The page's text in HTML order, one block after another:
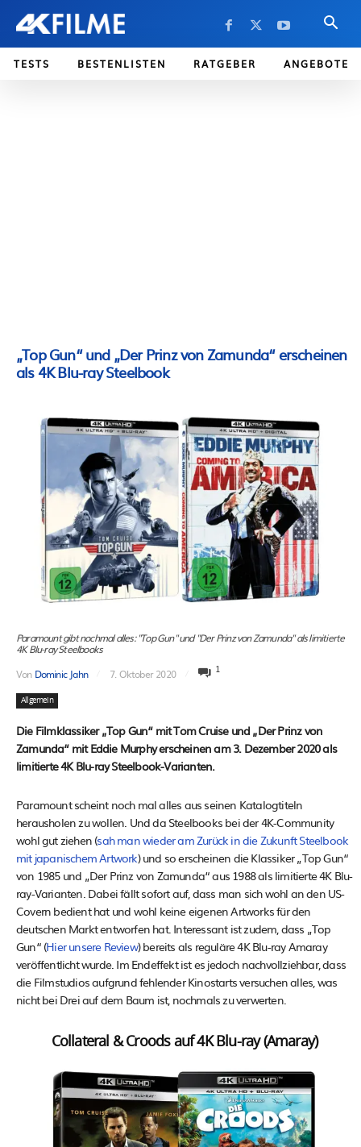
TESTS BESTENLISTEN RATGEBER ANGEBOTE
„Top Gun“ und „Der Prinz von Zamunda“ erscheinen
als 4K Blu-ray Steelbook
Paramount gibt nochmal alles: "Top Gun" und "Der Prinz von Zamunda" als limitierte
4K Blu-ray Steelbooks
Von Dominic Jahn 7. Oktober 2020 1
Allgemein
Die Filmklassiker „Top Gun“ mit Tom Cruise und „Der Prinz von
Zamunda“ mit Eddie Murphy erscheinen am 3. Dezember 2020 als
limitierte 4K Blu-ray Steelbook-Varianten.
Paramount scheint noch mal alles aus seinen Katalogtiteln
herausholen zu wollen. Und da Steelbooks bei der 4K-Community
wohl gut ziehen (sah man wieder am Zurück in die Zukunft Steelbook
mit japanischem Artwork) und so erscheinen die Klassiker „Top Gun“
von 1985 und „Der Prinz von Zamunda“ aus 1988 als limitierte 4K Blu-
ray-Varianten. Dabei fällt sofort auf, dass man sich wohl an den US-
Covern bedient hat und wohl keine eigenen Artworks für den
deutschen Markt entworfen hat. Interessant ist zudem, dass „Top
Gun“ (Hier unsere Review) bereits als reguläre 4K Blu-ray Amaray
veröffentlicht wurde. Im Endeffekt ist es jedoch nachvollziehbar, dass
die Filmstudios aufgrund fehlender Kinostarts versuchen alles, was
nicht bei Drei auf dem Baum ist, nochmals zu verwerten.
Collateral & Croods auf 4K Blu-ray (Amaray)